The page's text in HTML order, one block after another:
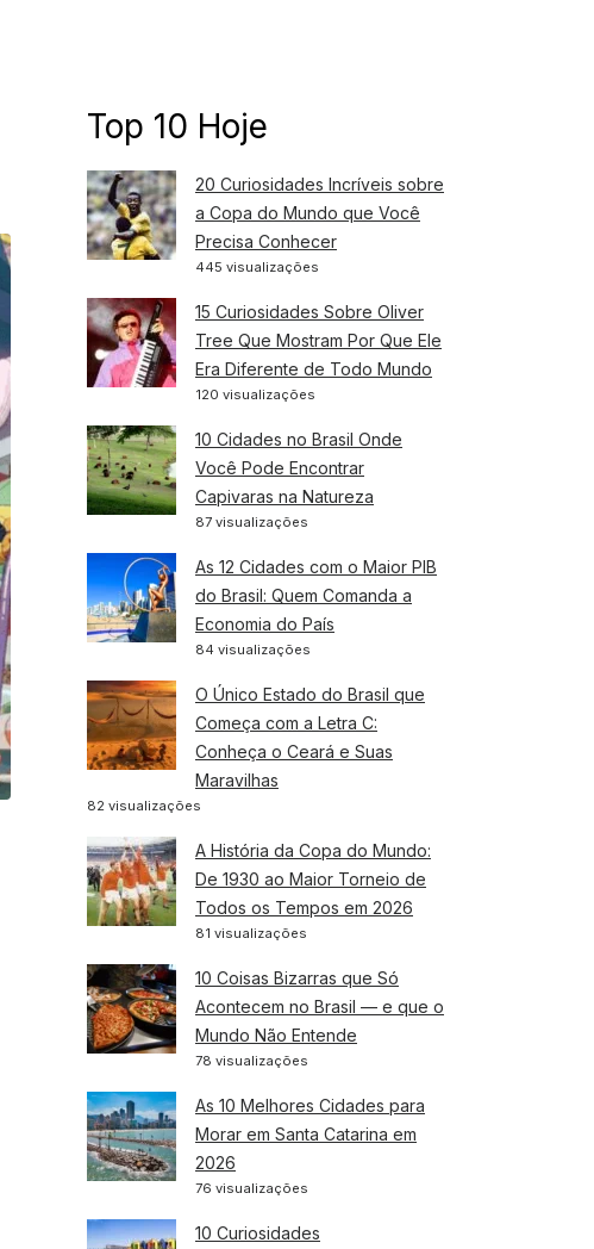
Top 10 Hoje
20 Curiosidades Incríveis sobre
a Copa do Mundo que Você
Precisa Conhecer
445 visualizações
15 Curiosidades Sobre Oliver
Tree Que Mostram Por Que Ele
Era Diferente de Todo Mundo
120 visualizações
10 Cidades no Brasil Onde
Você Pode Encontrar
Capivaras na Natureza
87 visualizações
As 12 Cidades com o Maior PIB
do Brasil: Quem Comanda a
Economia do País
84 visualizações
O Único Estado do Brasil que
Começa com a Letra C:
Conheça o Ceará e Suas
Maravilhas
82 visualizações
A História da Copa do Mundo:
De 1930 ao Maior Torneio de
Todos os Tempos em 2026
81 visualizações
10 Coisas Bizarras que Só
Acontecem no Brasil — e que o
Mundo Não Entende
78 visualizações
As 10 Melhores Cidades para
Morar em Santa Catarina em
2026
76 visualizações
10 Curiosidades